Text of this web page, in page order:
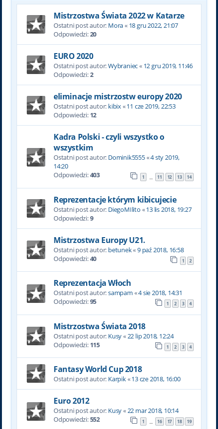
Mistrzostwa Świata 2022 w Katarze
Ostatni post autor: Mora« 18 gru 2022, 21:07
Odpowiedzi:20
EURO 2020
Ostatni post autor:Wybraniec« 12 gru 2019, 11:46
Odpowiedzi:2
eliminacje mistrzostw europy 2020
Ostatni post autor: kibix«11 cze 2019, 22:53
Odpowiedzi: 12
Kadra Polski - czyli wszystko o
wszystkim
Ostatni post autor: Dominik5555«4 sty 2019,
14:20
Odpowiedzi:403 1 … 11 12 13 14
Reprezentacje którym kibicujecie
Ostatni post autor: DiegoMIlito «13 lis 2018, 19:27
Odpowiedzi:9
Mistrzostwa Europy U21.
Ostatni post autor: betunek«9 paź 2018, 16:58
Odpowiedzi:40 1 2
Reprezentacja Włoch
Ostatni post autor:sampam «4 sie 2018, 14:31
Odpowiedzi:95 1 2 3 4
Mistrzostwa Świata 2018
Ostatni post autor: Kusy«22 lip 2018, 12:24
Odpowiedzi: 115 1 2 3 4
Fantasy World Cup 2018
Ostatni post autor: Karpik«13 cze 2018, 16:00
Euro 2012
Ostatni post autor: Kusy«22 mar 2018, 10:14
Odpowiedzi:552 1 … 16 17 18 19